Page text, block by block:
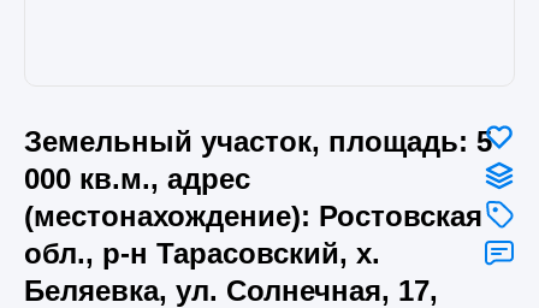
Земельный участок, площадь: 5
000 кв.м., адрес
(местонахождение): Ростовская
обл., р-н Тарасовский, х.
Беляевка, ул. Солнечная, 17,